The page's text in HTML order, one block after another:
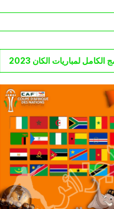
الكامل لمباريات الكان 2023